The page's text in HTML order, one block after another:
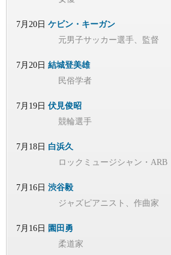
7月20日 ケビン・キーガン
元男子サッカー選手、監督
7月20日 結城登美雄
民俗学者
7月19日 伏見俊昭
競輪選手
7月18日 白浜久
ロックミュージシャン・ARB
7月16日 渋谷毅
ジャズピアニスト、作曲家
7月16日 園田勇
柔道家